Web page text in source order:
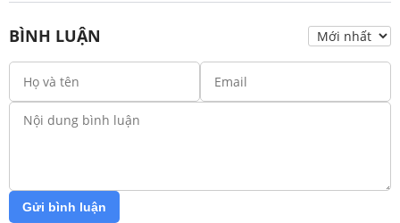
BÌNH LUẬN
Gửi bình luận